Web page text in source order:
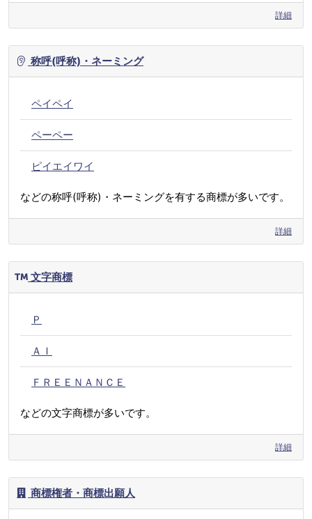
詳細
称呼(呼称)・ネーミング
ペイペイ
ペーペー
ピイエイワイ
などの称呼(呼称)・ネーミングを有する商標が多いです。
詳細
文字商標
Ｐ
ＡＩ
ＦＲＥＥＮＡＮＣＥ
などの文字商標が多いです。
詳細
商標権者・商標出願人